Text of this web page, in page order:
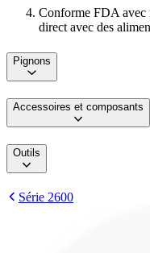
Conforme FDA avec
direct avec des
Pignons
Accessoires et composants
Outils
Série 2600